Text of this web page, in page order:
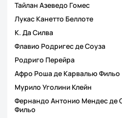
Тайлан Азеведо Гомес
Лукас Канетто Беллоте
К. Да Силва
Флавио Родригес де Соуза
Родриго Перейра
Афро Роша де Карвалью Фильо
Мурило Уголини Клейн
Фернандо Антонио Мендес де
Фильо